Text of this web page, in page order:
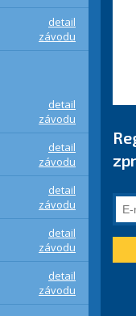
detail
závodu
detail
závodu
detail
závodu
detail
závodu
detail
závodu
detail
závodu
E-
mail: